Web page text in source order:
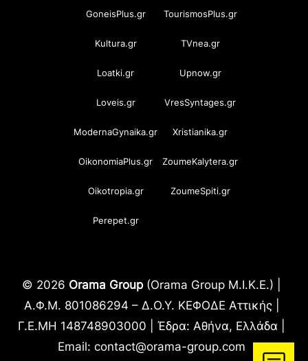
GoneisPlus.gr TourismosPlus.gr
Kultura.gr TVnea.gr
Loatki.gr Upnow.gr
Loveis.gr VresSyntages.gr
ModernaGynaika.gr Xristianika.gr
OikonomiaPlus.gr ZoumeKalytera.gr
Oikotropia.gr ZoumeSpiti.gr
Perepet.gr
© 2026 Orama Group(Orama Group Μ.Ι.Κ.Ε.) |
Α.Φ.Μ. 801086294 – Δ.Ο.Υ. ΚΕΦΟΔΕ Αττικής |
Γ.Ε.ΜΗ 148748903000 | Έδρα: Αθήνα, Ελλάδα |
Email: contact@orama-group.com